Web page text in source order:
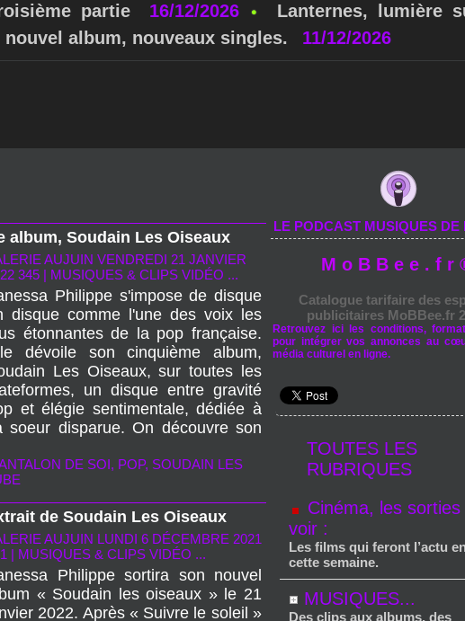
partie 16/12/2026
Lanternes, lumière
nouvel album, nouveaux singles. 11/12/2026
album, Soudain Les Oiseaux
AUJUIN VENDREDI 21 JANVIER
345 | MUSIQUES & CLIPS VIDÉO ...
Philippe s'impose de disque
disque comme l'une des voix les
étonnantes de la pop française.
dévoile son cinquième album,
Les Oiseaux, sur toutes les
un disque entre gravité
et élégie sentimentale, dédiée à
soeur disparue . On découvre son
DE SOI, POP, SOUDAIN LES
de Soudain Les Oiseaux
AUJUIN LUNDI 6 DÉCEMBRE 2021
| MUSIQUES & CLIPS VIDÉO ...
Philippe sortira son nouvel
« Soudain les oiseaux » le 21
2022. Après « Suivre le soleil »
LE PODCAST MUSIQUES DE
M o B B e e . f r
Catalogue tarifaire des
publicitaires MoBBee.fr
Retrouvez ici les conditions,
pour intégrer vos annonces au
média culturel en ligne.
TOUTES LES
RUBRIQUES
Cinéma, les sorties
voir :
Les films qui feront l’actu
cette semaine.
MUSIQUES...
Des clips aux albums, des